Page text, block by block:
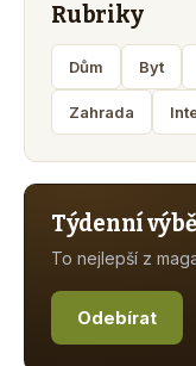
Rubriky
Dům Byt
Zahrada
Týdenní
To nejlepší z
Odebírat